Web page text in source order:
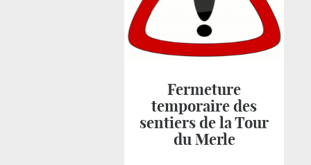
Fermeture
temporaire des
sentiers de la Tour
du Merle